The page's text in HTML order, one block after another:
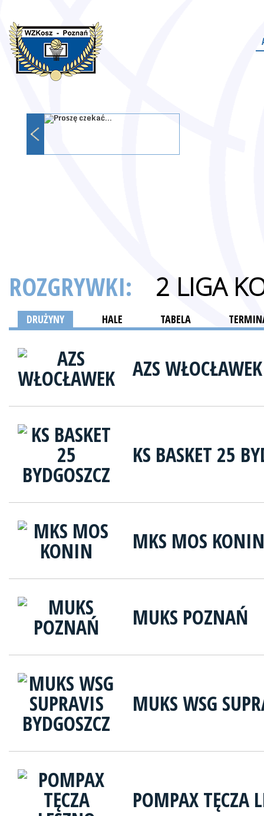
ROZGRYWKI: 2 LIGA
DRUŻYNY HALE TABELA
AZS WŁOCŁAWEK
KS BASKET 25
MKS MOS KONIN
MUKS POZNAŃ
MUKS WSG
POMPAX TĘCZA